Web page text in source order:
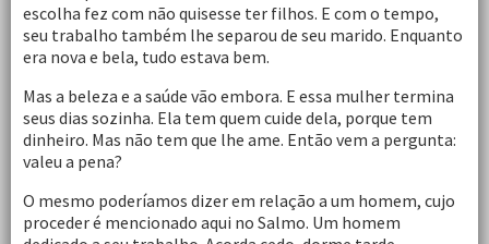
escolha fez com não quisesse ter filhos. E com o tempo,
seu trabalho também lhe separou de seu marido. Enquanto
era nova e bela, tudo estava bem.
Mas a beleza e a saúde vão embora. E essa mulher termina
seus dias sozinha. Ela tem quem cuide dela, porque tem
dinheiro. Mas não tem que lhe ame. Então vem a pergunta:
valeu a pena?
O mesmo poderíamos dizer em relação a um homem, cujo
proceder é mencionado aqui no Salmo. Um homem